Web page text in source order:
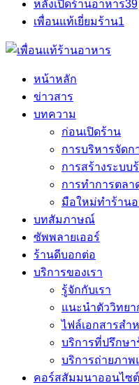
หลังเปิดร้านอาหาร39
เพื่อนแท้เยี่ยมร้าน1
หน้าหลัก
ข่าวสาร
บทความ
ก่อนเปิดร้าน
การบริหารจัด
การสร้างระบบ
การทำการตลา
มือใหม่ทำร้าน
บทสัมภาษณ์
ซัพพลายเออร์
ร้านดีบอกต่อ
บริการของเรา
รู้จักกับเรา
แนะนำตัววิทยา
ไฟล์เอกสารสำ
บริการที่ปรึกษา
บริการถ่ายภาพ
คอร์สสัมมนาออนไซต์